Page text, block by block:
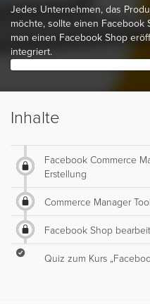
Jedes Unternehmen, das
möchte, sollte einen Facebook
man einen Facebook Shop
integriert.
Inhalte
Facebook Commerce
Erstellung
Commerce Manager
Facebook Shop
Quiz zum Kurs